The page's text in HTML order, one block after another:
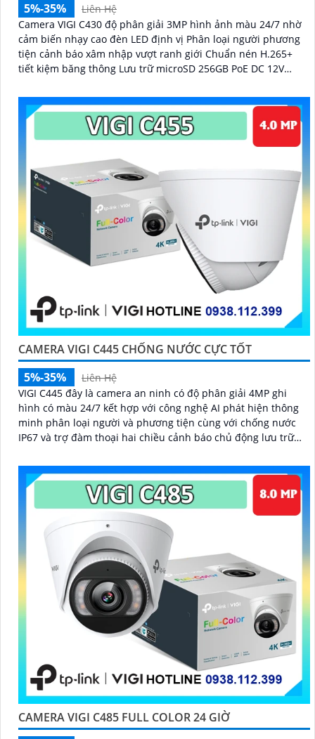
5%-35%
Liên Hệ
Camera VIGI C430 độ phân giải 3MP hình ảnh màu 24/7 nhờ
cảm biến nhạy cao đèn LED định vị Phân loại người phương
tiện cảnh báo xâm nhập vượt ranh giới Chuẩn nén H.265+
tiết kiệm băng thông Lưu trữ microSD 256GB PoE DC 12V
CAMERA VIGI C445 CHỐNG NƯỚC CỰC TỐT
5%-35%
Liên Hệ
VIGI C445 đây là camera an ninh có độ phân giải 4MP ghi
hình có màu 24/7 kết hợp với công nghệ AI phát hiện thông
minh phân loại người và phương tiện cùng với chống nước
IP67 và trợ đàm thoại hai chiều cảnh báo chủ động lưu trữ
CAMERA VIGI C485 FULL COLOR 24 GIỜ